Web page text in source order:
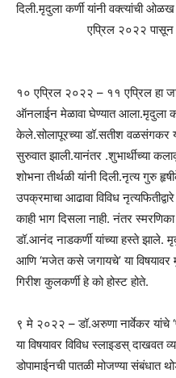
दिली.मृदुला कर्णी यांनी वक्त्यांची
एप्रिल २०२२ पासून
१० एप्रिल २०२२ – ११ एप्रिल हा
ऑनलाईन मेळावा घेण्यात आला.मृदुला
केले.सोलापूरच्या डॉ.सतीश वळसंगकर
सुरुवात झाली.यानंतर .शुभार्थीच्या
शोभना तीर्थळी यांनी दिली.नृत्य गुरु
उपक्रमाचा आढावा विविध
काही भाग दिसला नाही. नंतर
डॉ.आनंद नाडकर्णी यांच्या हस्ते झाले.
आणि ‘मजेत कसे जगायचे’ या
गिरीश कुलकर्णी हे को होस्ट
९ मे २०२२ – डॉ.अरुणा नार्वेकर यांचे
या विषयावर विविध स्लाइडस् दाखवत
डोपामाईनची पातळी मोजण्या संबंधात